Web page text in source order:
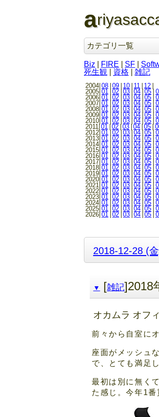
a
カテゴリ一覧
Biz FIRE SF
死生観
資格 雑記
2004| 08 09 10 11 12
2005|01 |02 |03 |04 | 05 |
2006|01 |02 |03 |04 |05 |
2007|01 |02 |03 |04 |05 |
2008|01 |02 |03 |04 |05 |
2009|01 |02 |03 |04 |05 |
2010|01 |02 |03 |04 |05 |
2011|01 |02 |03 |04 |05 |
2012| 01 | 02 | 03 | 04 | 05 |
2013|01 |02 |03 |04 |05 |
2014|01 |02 |03 |04 |05 |
2015|01 |02 |03 |04 |05 |
2016|01 |02 |03 |04 |05 |
2017|01 |02 |03 |04 |05 |
2018|01 |02 |03 |04 |05 |
2019|01 |02 |03 |04 |05 |
2020|01 |02 |03 |04 |05 |
2021|01 |02 |03 |04 |05 |
2022|01 |02 |03 |04 |05 |
2023|01 |02 |03 |04 |05 |
2024|01 |02 |03 |04 |05 |
2025|01 |02 |03 |04 |05 |
2026|01 |02 |03 |04 |05 |
2018-12-28 (
▼ [雑記]2018
オカムラ オフ
前々から自室に
座面がメッシュ
で、とても満足
最初は別に無く
た感じ。今年1番